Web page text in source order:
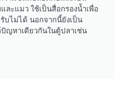
ะแมว ใช้เป็นสื่อกรองน้ำเพื่อ
ไม่ได้ นอกจากนี้ยังเป็น
ญหาเดียวกันในตู้ปลาเช่น